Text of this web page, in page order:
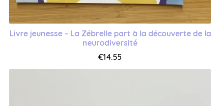
Livre jeunesse – La Zébrelle part à la découverte de la
neurodiversité
€14.55